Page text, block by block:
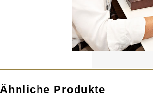
Ähnliche Produkte